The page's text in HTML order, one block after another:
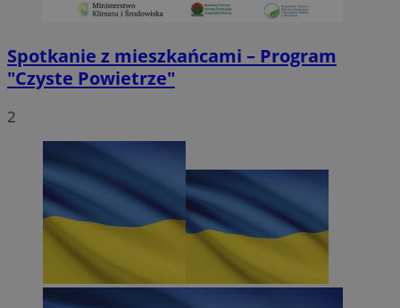
Spotkanie z mieszkańcami – Program
"Czyste Powietrze"
2